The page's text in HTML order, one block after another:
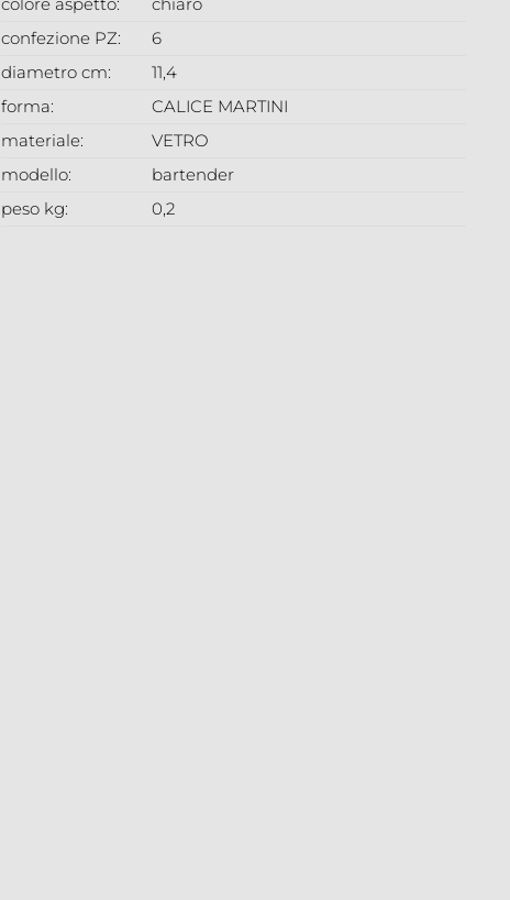
confezione PZ:
6
diametro cm:
11,4
forma:
CALICE MARTINI
materiale:
VETRO
modello:
bartender
peso kg:
0,2